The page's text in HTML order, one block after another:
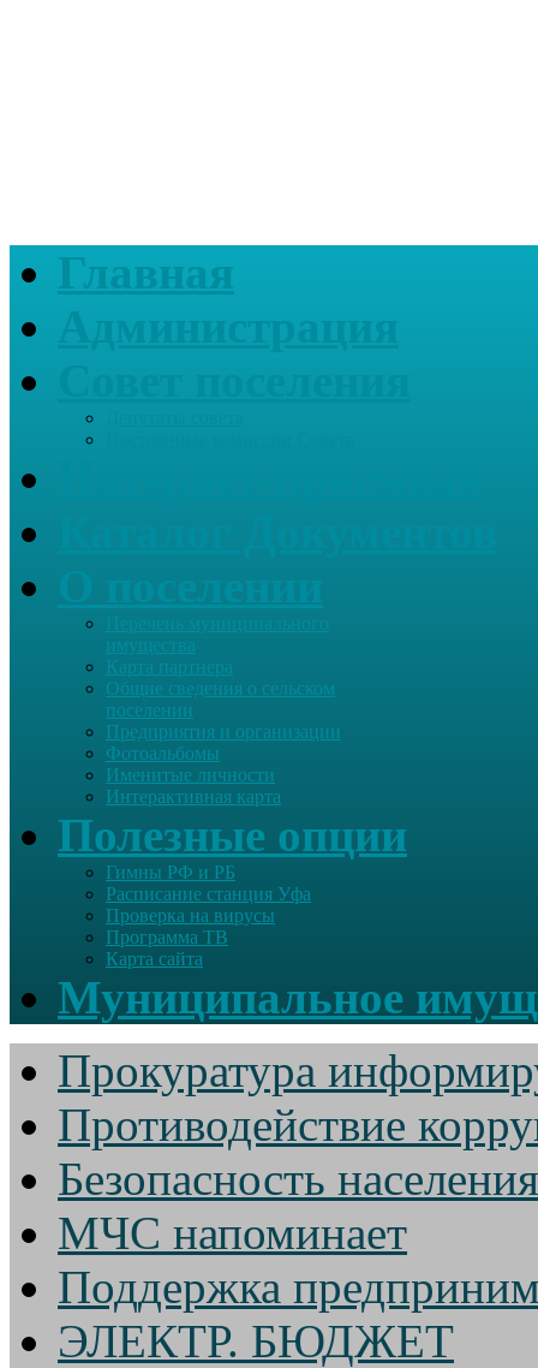
Главная
Перечень муниципального
имущества
Карта партнера
Общие сведения о сельском
поселении
Предприятия и организации
Фотоальбомы
Именитые личности
Интерактивная карта
Полезные опции
Гимны РФ и РБ
Расписание станция Уфа
Проверка на вирусы
Программа ТВ
Карта сайта
Муниципальное
Прокуратура
Противодействие
Безопасность населения
МЧС напоминает
Поддержка
ЭЛЕКТР. БЮДЖЕТ